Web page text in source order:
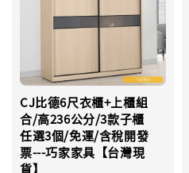
CJ比德6尺衣櫃+上櫃組
合/高236公分/3款子櫃
任選3個/免運/含稅開發
票---巧家家具【台灣現
貨】